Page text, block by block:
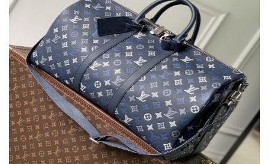
録
ー
理
ら
2026人気特集
バッグ
財布
時計
服
ズボン
衣装セット
靴
住まい用品
アクセサリー
ベルト
スカーフ
アイフォーンケ
ース
小物
最
新
製